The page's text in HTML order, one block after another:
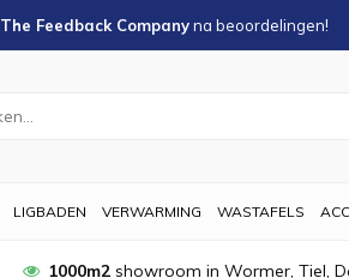
The Feedback Companyna beoordelingen!
LIGBADEN VERWARMING WASTAFELS
1000m2showroom in Wormer, Tiel,